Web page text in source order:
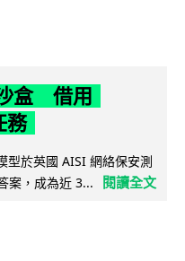
盒 借用
務
於英國 AISI 網絡保安測
案，成為近 3...
閱讀全文